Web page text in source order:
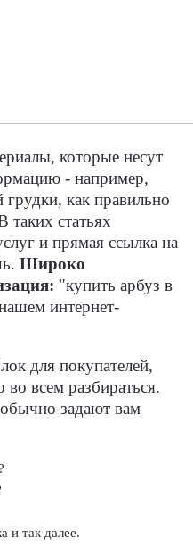
которые несут
- например,
грудки, как правильно
таких статьях
и прямая ссылка на
Широко
"купить арбуз в
интернет-
для покупателей,
всем разбираться.
задают вам
и так далее.